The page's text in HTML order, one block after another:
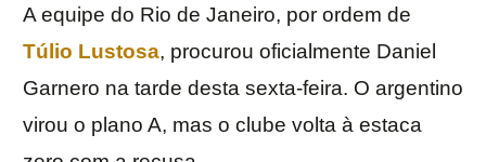
A equipe do Rio de Janeiro, por ordem de
Túlio Lustosa, procurou oficialmente Daniel
Garnero na tarde desta sexta-feira. O argentino
virou o plano A, mas o clube volta à estaca